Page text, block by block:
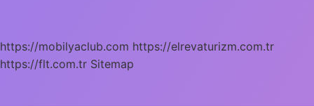
Alınır
https://mobilyaclub.com https://elrevaturizm.com.tr
https://flt.com.tr Sitemap